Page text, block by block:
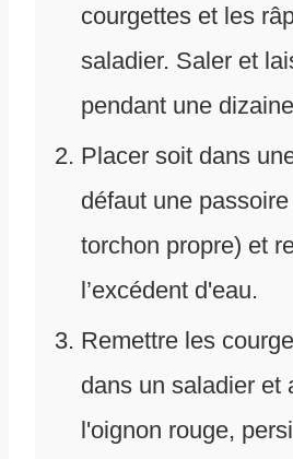
courgettes et les
saladier. Saler et
pendant une
Placer soit dans
défaut une
torchon propre) et
l’excédent d'eau.
Remettre les
dans un saladier et
l'oignon rouge,